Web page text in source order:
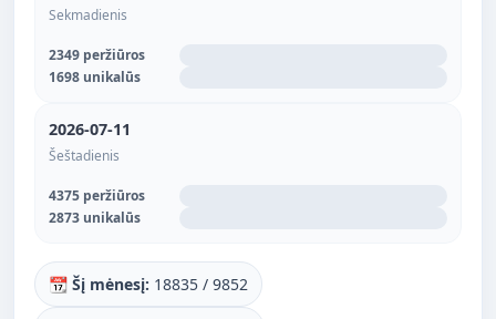
Sekmadienis
2349 peržiūros
1698 unikalūs
2026-07-11
Šeštadienis
4375 peržiūros
2873 unikalūs
📆 Šį mėnesį: 18835 / 9852